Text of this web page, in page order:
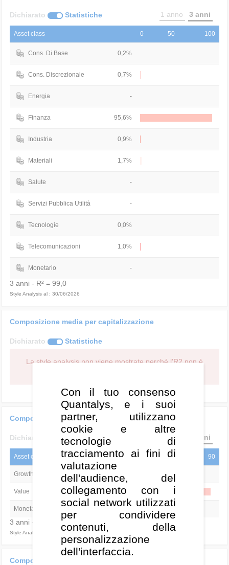
Dichiarato Statistiche 1 anno 3 anni
Asset class 0 50 100
Cons. Di Base 0,2%
Cons. Discrezionale 0,7%
Energia -
Finanza 95,6%
Industria 0,9%
Materiali 1,7%
Salute -
Servizi Pubblica Utilità -
Tecnologie 0,0%
Telecomunicazioni 1,0%
Monetario -
3 anni - R² = 99,0
Style Analysis al : 30/06/2026
Composizione media per capitalizzazione
Dichiarato Statistiche
La style analysis non viene mostrate perché l'R2 non è
Composizione media per stile
Dichiarato Statistiche 3 anni
Asset class 45 90
Growth
Value 85,0%
Monetario
3 anni - R² = 75,6
Style Analysis al : 30/06/2026
Composizione rolling
Con il tuo consenso
Quantalys, e i suoi
partner, utilizzano
cookie e altre
tecnologie di
tracciamento ai fini di
valutazione
dell'audience, del
collegamento con i
social network utilizzati
per condividere
contenuti, della
personalizzazione
dell'interfaccia.